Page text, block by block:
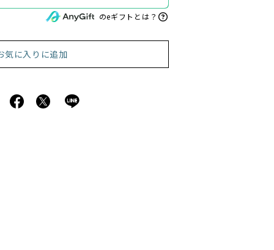
のeギフトとは？
気に入りに追加